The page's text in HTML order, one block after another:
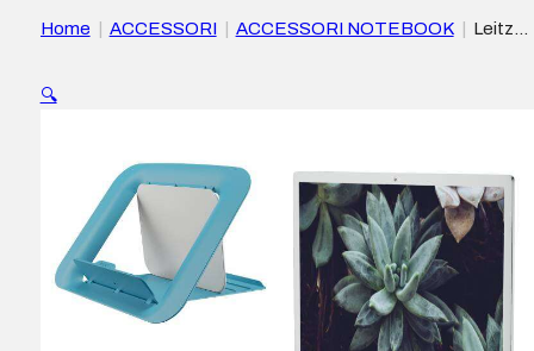
Home ACCESSORI ACCESSORI NOTEBOOK
Leitz
ergonomico – Altezza regolabile – Blu
🔍